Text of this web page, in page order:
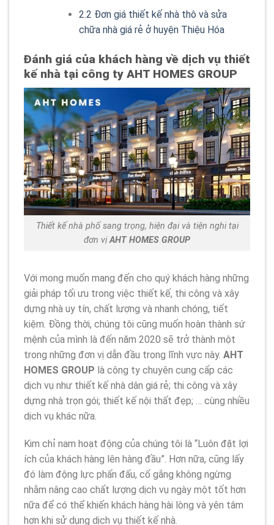
2.2 Đơn giá thiết kế nhà thô và sửa
chữa nhà giá rẻ ở huyện Thiệu Hóa
Đánh giá của khách hàng về dịch vụ thiết
kế nhà tại công ty AHT HOMES GROUP
Thiết kế nhà phố sang trọng, hiện đại và tiện nghi tại
đơn vịAHT HOMES GROUP
Với mong muốn mang đến cho quý khách hàng những
giải pháp tối ưu trong việc thiết kế, thi công và xây
dựng nhà uy tín, chất lượng và nhanh chóng, tiết
kiệm. Đồng thời, chúng tôi cũng muốn hoàn thành sứ
mệnh của mình là đến năm 2020 sẽ trở thành một
trong những đơn vị dẫn đầu trong lĩnh vực này. AHT
HOMES GROUP là công ty chuyên cung cấp các
dịch vụ như thiết kế nhà dân giá rẻ; thi công và xây
dựng nhà trọn gói; thiết kế nội thất đẹp; … cùng nhiều
dịch vụ khác nữa.
Kim chỉ nam hoạt động của chúng tôi là “Luôn đặt lợi
ích của khách hàng lên hàng đầu”. Hơn nữa, cũng lấy
đó làm động lực phấn đấu, cố gắng không ngừng
nhằm nâng cao chất lượng dịch vụ ngày một tốt hơn
nữa để có thể khiến khách hàng hài lòng và yên tâm
hơn khi sử dụng dịch vụ thiết kế nhà.